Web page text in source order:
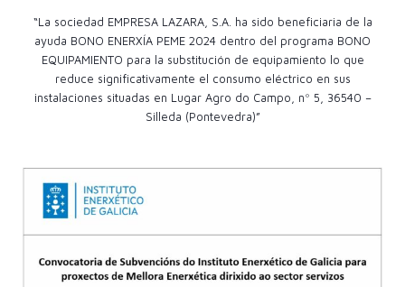
“La sociedad EMPRESA LAZARA, S.A. ha sido beneficiaria de la
ayuda BONO ENERXÍA PEME 2024 dentro del programa BONO
EQUIPAMIENTO para la substitución de equipamiento lo que
reduce significativamente el consumo eléctrico en sus
instalaciones situadas en Lugar Agro do Campo, nº 5, 36540 –
Silleda (Pontevedra)”